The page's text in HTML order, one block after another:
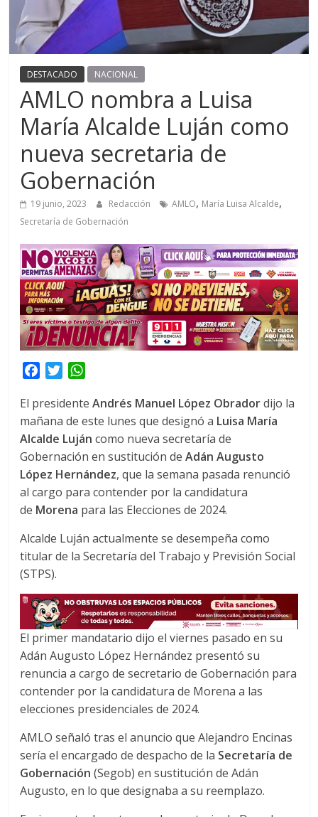
DESTACADO NACIONAL
AMLO nombra a Luisa
María Alcalde Luján como
nueva secretaria de
Gobernación
19 junio, 2023 Redacción AMLO, María Luisa Alcalde,
Secretaría de Gobernación
c
e
b
o
o
k
T
i
t
t
e
r
a
t
s
A
p
p
El presidenteAndrés Manuel López Obradordijo la
mañana de este lunes que designó a Luisa María
Alcalde Luján como nueva secretaría de
Gobernación en sustitución deAdán Augusto
López Hernández, que la semana pasada renunció
al cargo para contender por la candidatura
de Morena para las Elecciones de 2024.
Alcalde Luján actualmente se desempeña como
titular de la Secretaría del Trabajo y Previsión Social
(STPS).
El primer mandatario dijo el viernes pasado en su
Adán Augusto López Hernández presentó su
renuncia a cargo de secretario de Gobernación para
contender por la candidatura de Morena a las
elecciones presidenciales de 2024.
AMLO señaló tras el anuncio que Alejandro Encinas
sería el encargado de despacho de la Secretaría de
Gobernación (Segob) en sustitución de Adán
Augusto, en lo que designaba a su reemplazo.